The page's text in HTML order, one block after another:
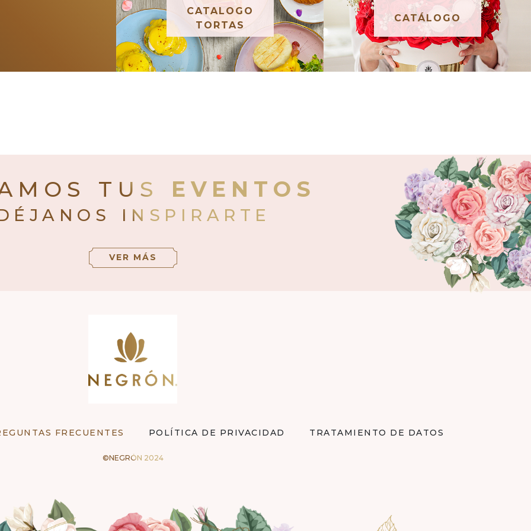
CATALOGO
TORTAS
CATÁLOGO
TUS EVENTOS
INSPIRARTE
VER MÁS
FRECUENTES POLÍTICA DE PRIVACIDAD TRATAMIENTO DE DATOS
©NEGRÓN 2024